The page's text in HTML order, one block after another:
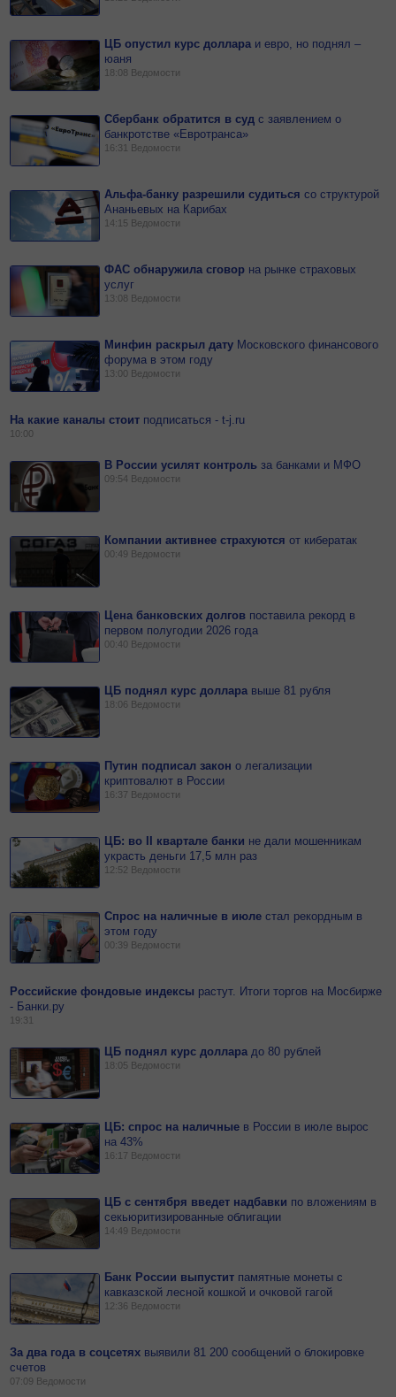
ЦБ опустил курс доллара иевро, но поднял –
юаня
18:08 Ведомости
Сбербанк обратится в судсзаявлением о
банкротстве «Евротранса»
16:31 Ведомости
Альфа-банку разрешили судитьсясоструктурой
Ананьевых на Карибах
14:15 Ведомости
ФАС обнаружила сговор на рынке страховых
услуг
13:08 Ведомости
Минфин раскрыл дату Московского финансового
форума в этом году
13:00 Ведомости
На какие каналы стоит подписаться - t-j.ru
10:00
В России усилят контрольза банками и МФО
09:54 Ведомости
Компании активнее страхуютсяот кибератак
00:49 Ведомости
Цена банковских долгов поставила рекорд в
первом полугодии 2026 года
00:40 Ведомости
ЦБ поднял курс доллара выше 81 рубля
18:06 Ведомости
Путин подписал законолегализации
криптовалют в России
16:37 Ведомости
ЦБ: во II квартале банки недали мошенникам
украсть деньги 17,5 млн раз
12:52 Ведомости
Спрос на наличные в июлестал рекордным в
этом году
00:39 Ведомости
Российские фондовые индексы растут. Итоги торгов на Мосбирже
- Банки.ру
19:31
ЦБ поднял курс долларадо80 рублей
18:05 Ведомости
ЦБ: спрос на наличные в России в июле вырос
на 43%
16:17 Ведомости
ЦБ с сентября введет надбавки по вложениям в
секьюритизированные облигации
14:49 Ведомости
Банк России выпустит памятные монеты с
кавказской лесной кошкой и очковой гагой
12:36 Ведомости
За два года в соцсетях выявили 81 200 сообщений о блокировке
счетов
07:09 Ведомости